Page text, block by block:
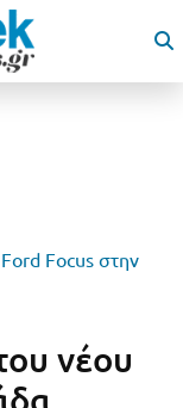
Ford Focus στην
νέου